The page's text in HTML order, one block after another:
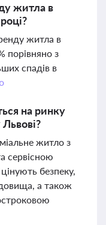
житла в
житла в
порівняно з
спадів в
на ринку
житло з
сервісною
безпеку,
а також